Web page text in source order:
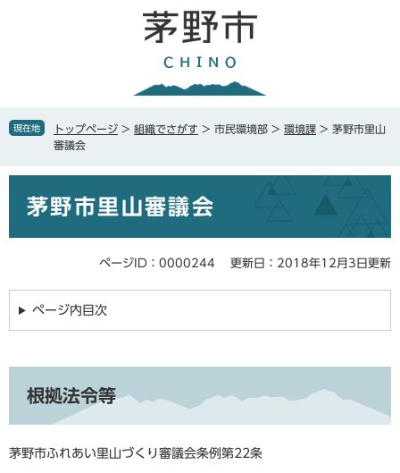
で
ば
本
現在地 トップページ > 組織でさがす > 市民環境部 > 環境課 > 茅野市里山
審議会
茅野市里山審議会
ページID：0000244 更新日：2018年12月3日更新
ページ内目次
根拠法令等
茅野市ふれあい里山づくり審議会条例第22条